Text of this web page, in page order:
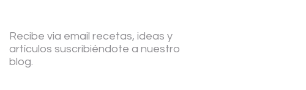
Recibe via email recetas, ideas y
artículos suscribiéndote a nuestro
blog.